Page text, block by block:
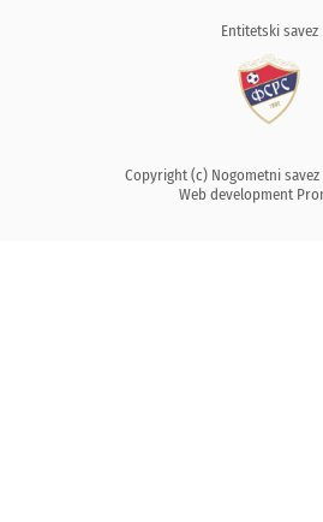
Entitetski savez
Copyright (c) Nogometni savez
Web development